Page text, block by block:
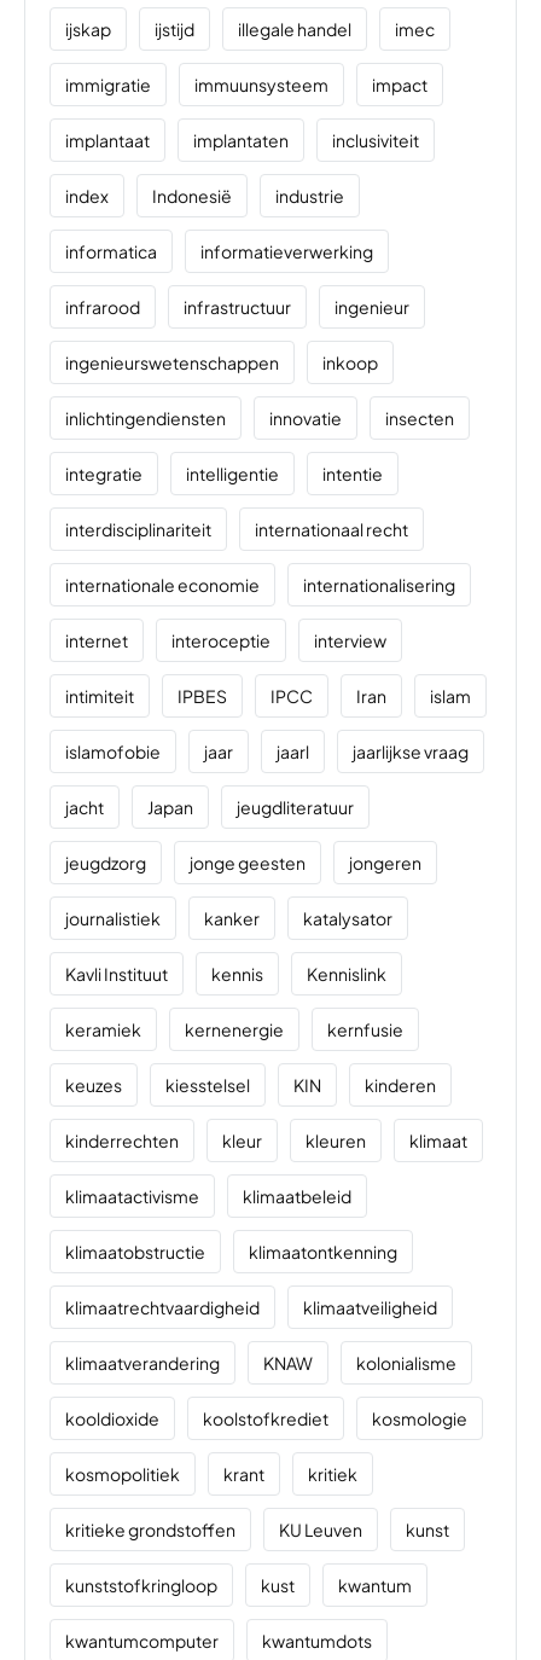
ijskap ijstijd illegale handel imec
immigratie immuunsysteem impact
implantaat implantaten inclusiviteit
index Indonesië industrie
informatica informatieverwerking
infrarood infrastructuur ingenieur
ingenieurswetenschappen inkoop
inlichtingendiensten innovatie insecten
integratie intelligentie intentie
interdisciplinariteit internationaal recht
internationale economie internationalisering
internet interoceptie interview
intimiteit IPBES IPCC Iran islam
islamofobie jaar jaarl jaarlijkse vraag
jacht Japan jeugdliteratuur
jeugdzorg jonge geesten jongeren
journalistiek kanker katalysator
Kavli Instituut kennis Kennislink
keramiek kernenergie kernfusie
keuzes kiesstelsel KIN kinderen
kinderrechten kleur kleuren klimaat
klimaatactivisme klimaatbeleid
klimaatobstructie klimaatontkenning
klimaatrechtvaardigheid klimaatveiligheid
klimaatverandering KNAW kolonialisme
kooldioxide koolstofkrediet kosmologie
kosmopolitiek krant kritiek
kritieke grondstoffen KU Leuven kunst
kunststofkringloop kust kwantum
kwantumcomputer kwantumdots